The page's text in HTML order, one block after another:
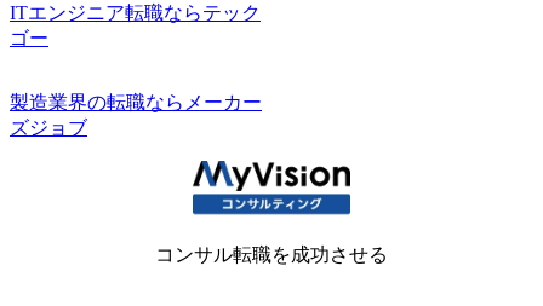
ITエンジニア転職ならテック
ゴー
製造業界の転職ならメーカー
ズジョブ
コンサル転職を成功させる